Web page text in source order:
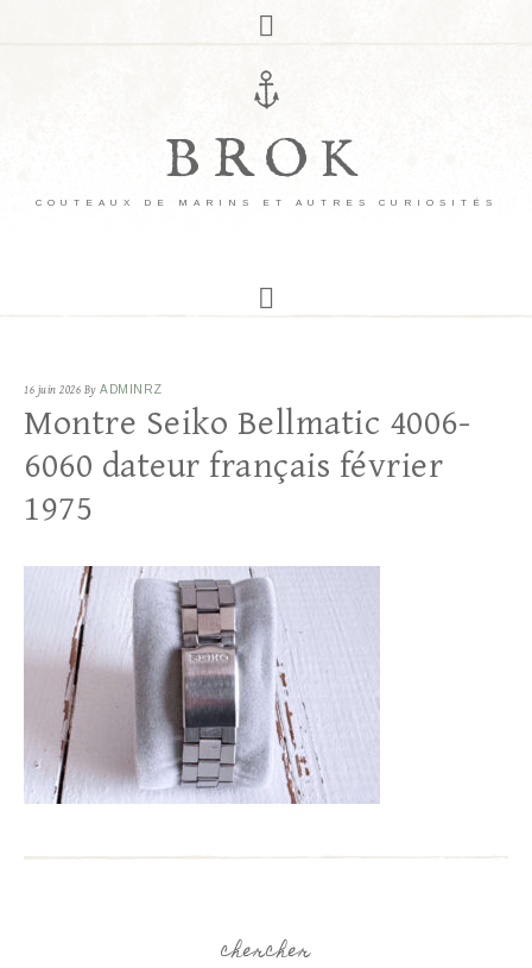
BROK
COUTEAUX DE MARINS ET AUTRES CURIOSITÉS
16 juin 2026 By ADMINRZ
Montre Seiko Bellmatic 4006-
6060 dateur français février
1975
chercher